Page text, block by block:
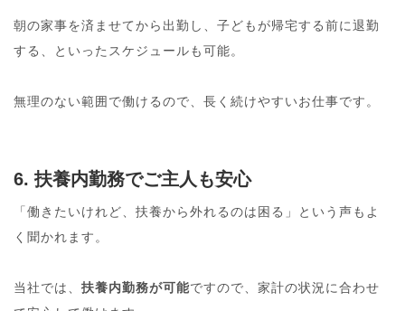
朝の家事を済ませてから出勤し、子どもが帰宅する前に退勤
する、といったスケジュールも可能。
無理のない範囲で働けるので、長く続けやすいお仕事です。
6. 扶養内勤務でご主人も安心
「働きたいけれど、扶養から外れるのは困る」という声もよ
く聞かれます。
当社では、 扶養内勤務が可能ですので、家計の状況に合わせ